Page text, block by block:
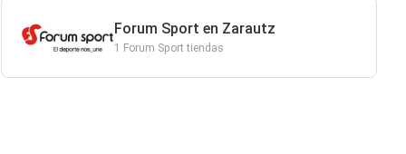
Forum Sport en Zarautz
1 Forum Sport tiendas